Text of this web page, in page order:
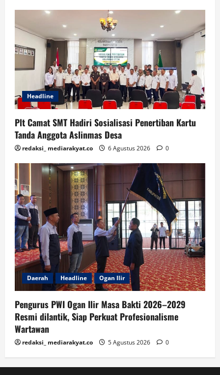
Headline
Plt Camat SMT Hadiri Sosialisasi Penertiban Kartu
Tanda Anggota Aslinmas Desa
redaksi_ mediarakyat.co 6 Agustus 2026 0
Daerah Headline Ogan Ilir
Pengurus PWI Ogan Ilir Masa Bakti 2026–2029
Resmi dilantik, Siap Perkuat Profesionalisme
Wartawan
redaksi_ mediarakyat.co 5 Agustus 2026 0